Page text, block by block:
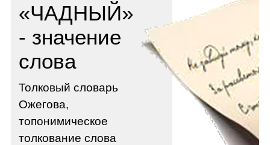
«ЧАДНЫЙ»
- значение
слова
Толковый словарь
Ожегова,
топонимическое
толкование слова